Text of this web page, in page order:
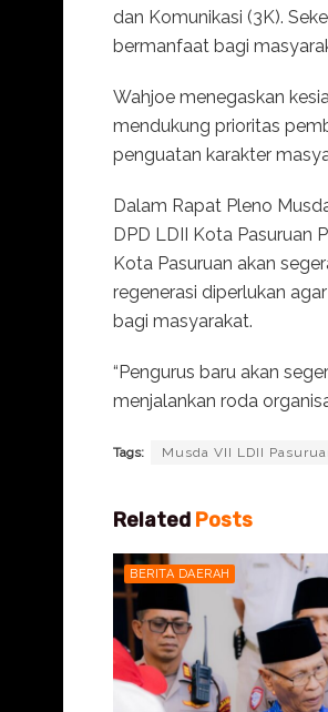
dan Komunikasi (3K).
bermanfaat bagi
Wahjoe menegaskan
mendukung prioritas
penguatan karakter
Dalam Rapat Pleno
DPD LDII Kota Pasuruan
Kota Pasuruan akan
regenerasi diperlukan
bagi masyarakat.
“Pengurus baru akan
menjalankan roda
Tags: Musda VII LDII
Related Posts
BERITA DAERAH